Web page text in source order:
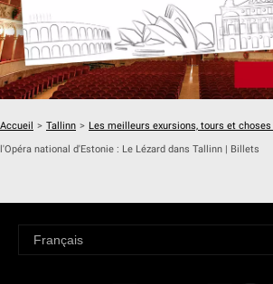
Accueil > Tallinn > Les meilleurs exursions, tours et
l'Opéra national d'Estonie : Le Lézard dans Tallinn | Billets